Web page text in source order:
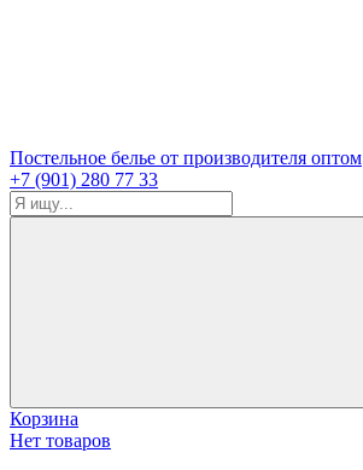
Постельное белье от производителя оптом
+7 (901) 280 77 33
Корзина
Нет товаров